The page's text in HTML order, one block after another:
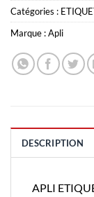
Catégories :
Marque :Apli
DESCRIPTION
APLI